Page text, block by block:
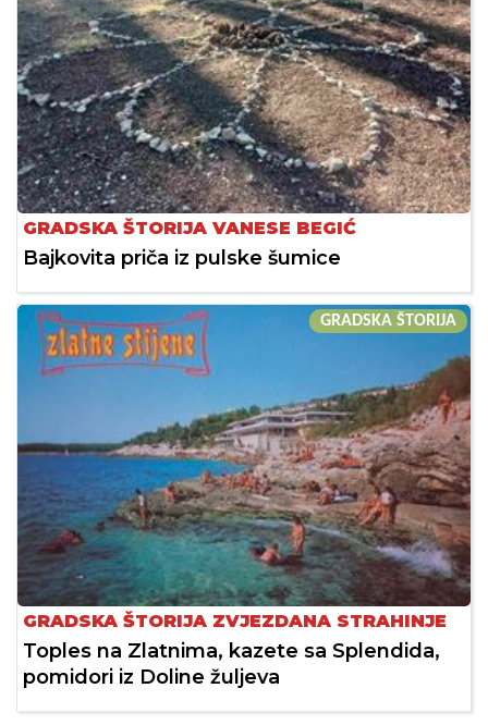
GRADSKA ŠTORIJA VANESE BEGIĆ
Bajkovita priča iz pulske šumice
GRADSKA ŠTORIJA
GRADSKA ŠTORIJA ZVJEZDANA STRAHINJE
Toples na Zlatnima, kazete sa Splendida,
pomidori iz Doline žuljeva